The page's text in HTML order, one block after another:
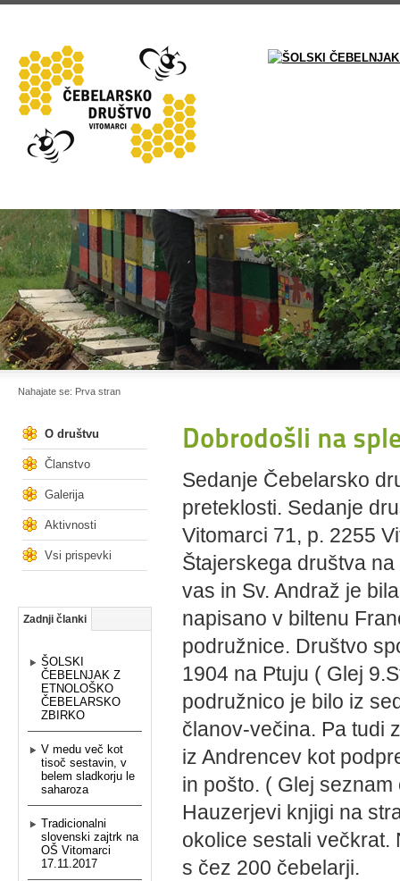
Nahajate se: Prva stran
O društvu
Članstvo
Galerija
Aktivnosti
Vsi prispevki
Zadnji članki
ŠOLSKI
ČEBELNJAK Z
ETNOLOŠKO
ČEBELARSKO
ZBIRKO
V medu več kot
tisoč sestavin, v
belem sladkorju le
saharoza
Tradicionalni
slovenski zajtrk na
OŠ Vitomarci
17.11.2017
Dobrodošli na
Sedanje Čebelarsko
preteklosti. Sedanje
Vitomarci 71, p. 2255
Štajerskega društva
vas in Sv. Andraž je
napisano v biltenu
podružnice. Društvo
1904 na Ptuju ( Glej
podružnico je bilo iz
članov-večina. Pa tudi
iz Andrencev kot
in pošto. ( Glej
Hauzerjevi knjigi na
okolice sestali večkrat.
s čez 200 čebelarji.